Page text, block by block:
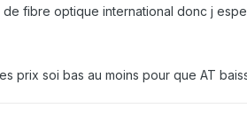
fibre optique international donc j
prix soi bas au moins pour que AT